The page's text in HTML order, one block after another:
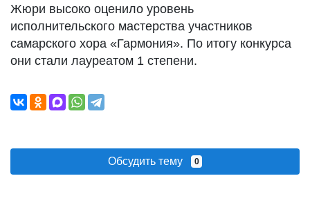
Жюри высоко оценило уровень
исполнительского мастерства участников
самарского хора «Гармония». По итогу конкурса
они стали лауреатом 1 степени.
Обсудить тему 0